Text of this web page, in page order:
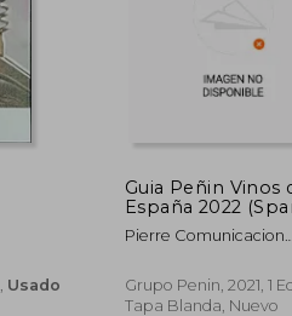
$ 69.98
$ 38.49
45%
dcto.
Usado
Guia Peñin Vinos
España 2022
Wines)
Pierre Comunicacion
Grupo Penin, 2021, 1
Tapa Blanda, Nuevo